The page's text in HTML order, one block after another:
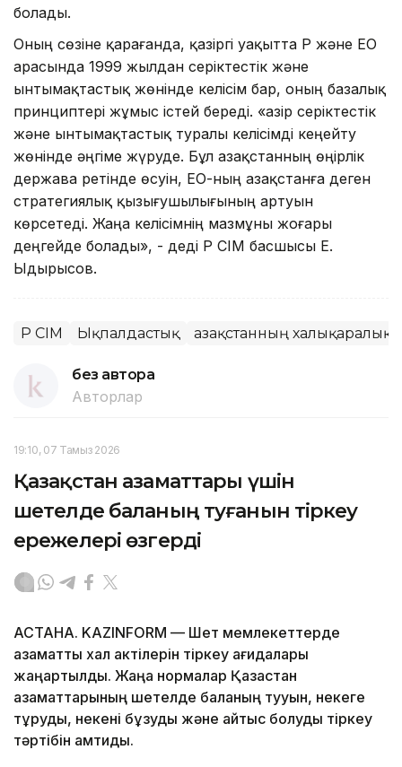
болады.
Оның сөзіне қарағанда, қазіргі уақытта ҚР және ЕО
арасында 1999 жылдан серіктестік және
ынтымақтастық жөнінде келісім бар, оның базалық
принциптері жұмыс істей береді. «Қазір серіктестік
және ынтымақтастық туралы келісімді кеңейту
жөнінде әңгіме жүруде. Бұл Қазақстанның өңірлік
держава ретінде өсуін, ЕО-ның Қазақстанға деген
стратегиялық қызығушылығының артуын
көрсетеді. Жаңа келісімнің мазмұны жоғары
деңгейде болады», - деді ҚР СІМ басшысы Е.
Ыдырысов.
ҚР СІМ Ықпалдастық Қазақстанның халықаралық
без автора
Авторлар
19:10, 07 Тамыз 2026
Қазақстан азаматтары үшін
шетелде баланың туғанын тіркеу
ережелері өзгерді
АСТАНА. KAZINFORM — Шет мемлекеттерде
азаматтық хал актілерін тіркеу қағидалары
жаңартылды. Жаңа нормалар Қазақстан
азаматтарының шетелде баланың тууын, некеге
тұруды, некені бұзуды және қайтыс болуды тіркеу
тәртібін қамтиды.